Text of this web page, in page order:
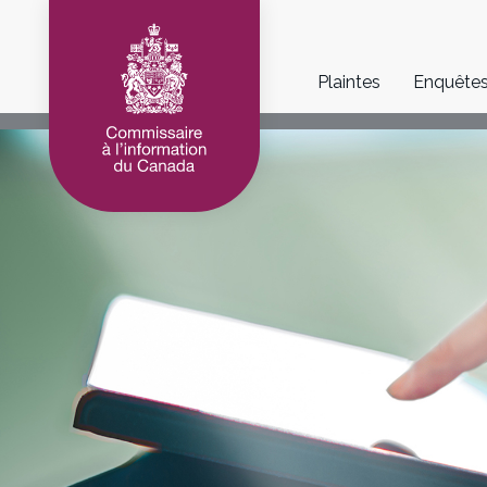
Main
navigation
Plaintes Enquêtes